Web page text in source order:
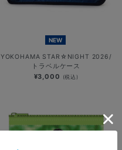
NEW
YOKOHAMA STAR☆NIGHT 2026/
トラベルケース
¥3,000 (税込)